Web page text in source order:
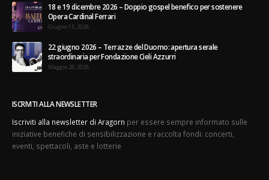
18 e 19 dicembre 2026 – Doppio gospel benefico per sostenere
Opera Cardinal Ferrari
Giugno 15, 2026
22 giugno 2026 – Terrazze del Duomo: apertura serale
straordinaria per Fondazione Cieli Azzurri
Maggio 28, 2026
ISCRIVITI ALLA NEWSLETTER
Iscriviti alla newsletter di Aragorn per essere sempre informato sulle
iniziative benefiche di sensibilizzazione e raccolta fondi: concerti,
eventi, spettacoli, aste e lotterie